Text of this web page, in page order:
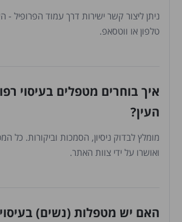
ניתן ליצור קשר ישירות דרך עמוד הפרופיל
טלפון או ווטסאפ.
איך בוחרים מטפלים בעיסוי
העין?
מומלץ לבדוק ניסיון, הסמכות וביקורות. כל
ואושרו על ידי צוות האתר.
האם יש מטפלות (נשים)